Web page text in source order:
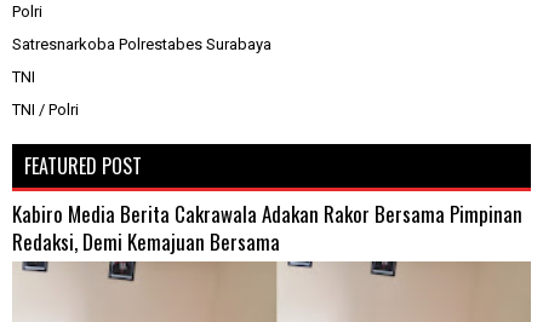
Polri
Satresnarkoba Polrestabes Surabaya
TNI
TNI / Polri
FEATURED POST
Kabiro Media Berita Cakrawala Adakan Rakor Bersama Pimpinan
Redaksi, Demi Kemajuan Bersama